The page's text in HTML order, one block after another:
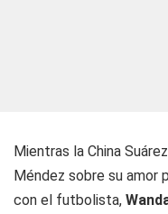
Mientras la China
Méndez sobre su amor
con el futbolista,